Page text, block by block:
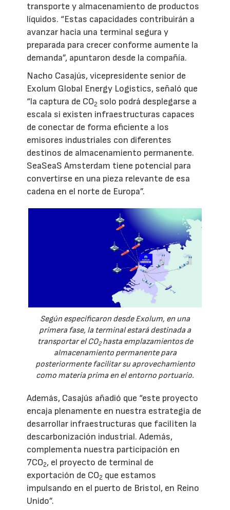
transporte y almacenamiento de productos
líquidos. “Estas capacidades contribuirán a
avanzar hacia una terminal segura y
preparada para crecer conforme aumente la
demanda”, apuntaron desde la compañía.
Nacho Casajús, vicepresidente senior de
Exolum Global Energy Logistics, señaló que
“la captura de CO2 solo podrá desplegarse a
escala si existen infraestructuras capaces
de conectar de forma eficiente a los
emisores industriales con diferentes
destinos de almacenamiento permanente.
SeaSeaS Amsterdam tiene potencial para
convertirse en una pieza relevante de esa
cadena en el norte de Europa”.
Según especificaron desde Exolum, en una
primera fase, la terminal estará destinada a
transportar el CO2hasta emplazamientos de
almacenamiento permanente para
posteriormente facilitar su aprovechamiento
como materia prima en el entorno portuario.
Además, Casajús añadió que “este proyecto
encaja plenamente en nuestra estrategia de
desarrollar infraestructuras que faciliten la
descarbonización industrial. Además,
complementa nuestra participación en
7CO2, el proyecto de terminal de
exportación de CO2 que estamos
impulsando en el puerto de Bristol, en Reino
Unido”.